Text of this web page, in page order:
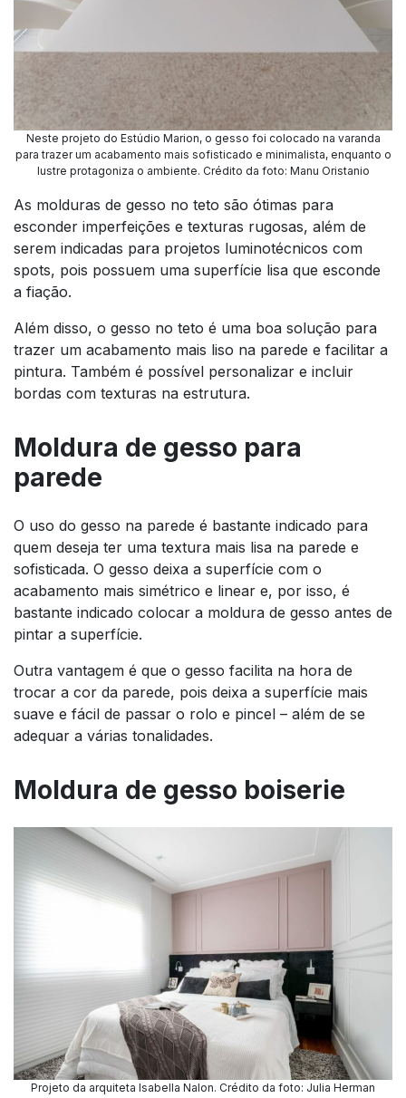
Neste projeto do Estúdio Marion, o gesso foi colocado na varanda
para trazer um acabamento mais sofisticado e minimalista, enquanto o
lustre protagoniza o ambiente. Crédito da foto: Manu Oristanio
As molduras de gesso no teto são ótimas para
esconder imperfeições e texturas rugosas, além de
serem indicadas para projetos luminotécnicos com
spots, pois possuem uma superfície lisa que esconde
a fiação.
Além disso, o gesso no teto é uma boa solução para
trazer um acabamento mais liso na parede e facilitar a
pintura. Também é possível personalizar e incluir
bordas com texturas na estrutura.
Moldura de gesso para
parede
O uso do gesso na parede é bastante indicado para
quem deseja ter uma textura mais lisa na parede e
sofisticada. O gesso deixa a superfície com o
acabamento mais simétrico e linear e, por isso, é
bastante indicado colocar a moldura de gesso antes de
pintar a superfície.
Outra vantagem é que o gesso facilita na hora de
trocar a cor da parede, pois deixa a superfície mais
suave e fácil de passar o rolo e pincel – além de se
adequar a várias tonalidades.
Moldura de gesso boiserie
Projeto da arquiteta Isabella Nalon. Crédito da foto: Julia Herman